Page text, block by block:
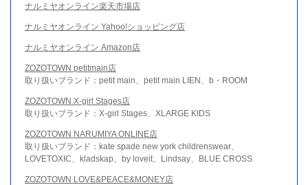
ナルミヤオンライン楽天市場店
ナルミヤオンライン Yahoo!ショッピング店
ナルミヤオンライン Amazon店
ZOZOTOWN petitmain店
取り扱いブランド：petit main、petit main LIEN、b・ROOM
ZOZOTOWN X-girl Stages店
取り扱いブランド：X-girl Stages、XLARGE KIDS
ZOZOTOWN NARUMIYA ONLINE店
取り扱いブランド：kate spade new york childrenswear、
LOVETOXIC、kladskap、by loveit、Lindsay、BLUE CROSS
ZOZOTOWN LOVE&PEACE&MONEY店